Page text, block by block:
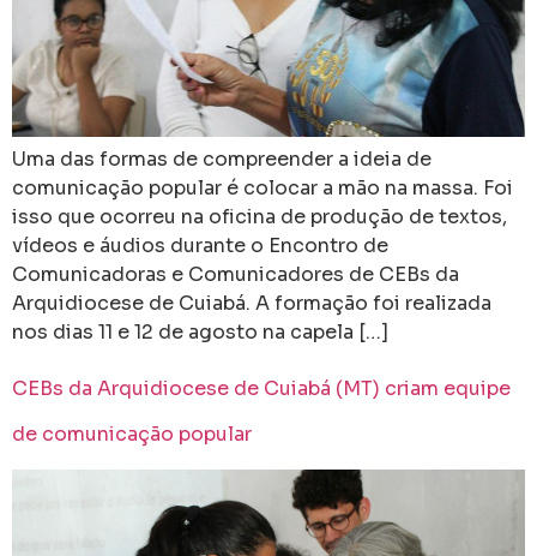
Uma das formas de compreender a ideia de
comunicação popular é colocar a mão na massa. Foi
isso que ocorreu na oficina de produção de textos,
vídeos e áudios durante o Encontro de
Comunicadoras e Comunicadores de CEBs da
Arquidiocese de Cuiabá. A formação foi realizada
nos dias 11 e 12 de agosto na capela […]
CEBs da Arquidiocese de Cuiabá (MT) criam equipe
de comunicação popular